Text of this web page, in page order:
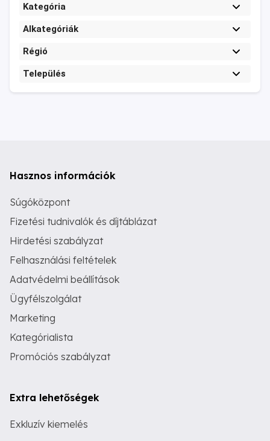
Kategória
Alkategóriák
Régió
Település
Hasznos információk
Súgóközpont
Fizetési tudnivalók és díjtáblázat
Hirdetési szabályzat
Felhasználási feltételek
Adatvédelmi beállítások
Ügyfélszolgálat
Marketing
Kategórialista
Promóciós szabályzat
Extra lehetőségek
Exkluzív kiemelés